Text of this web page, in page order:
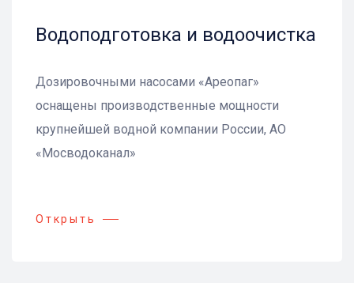
Водоподготовка и водоочистка
Дозировочными насосами «Ареопаг»
оснащены производственные мощности
крупнейшей водной компании России, АО
«Мосводоканал»
Открыть